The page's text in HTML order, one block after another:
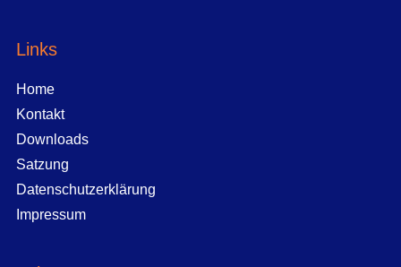
Links
Home
Kontakt
Downloads
Satzung
Datenschutzerklärung
Impressum